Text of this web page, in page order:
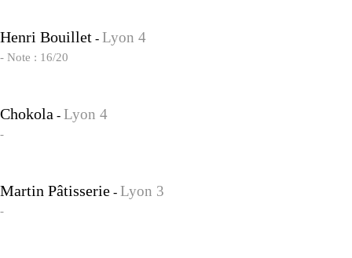
Henri Bouillet - Lyon 4
- Note : 16/20
Chokola - Lyon 4
-
Martin Pâtisserie - Lyon 3
-